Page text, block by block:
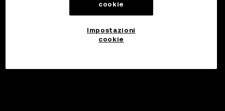
cookie
Impostazioni
cookie